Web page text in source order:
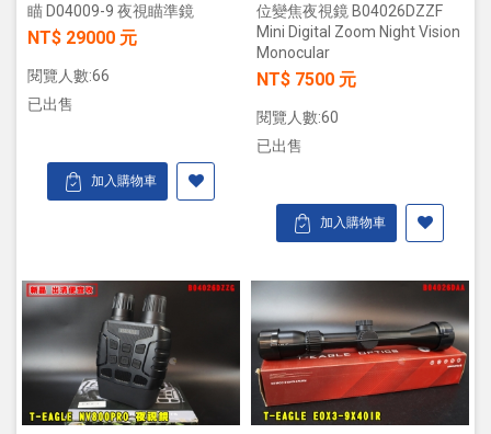
瞄 D04009-9 夜視瞄準鏡
NT$ 29000 元
閱覽人數:66
已出售
加入購物車
位變焦夜視鏡 B04026DZZF
Mini Digital Zoom Night Vision
Monocular
NT$ 7500 元
閱覽人數:60
已出售
加入購物車